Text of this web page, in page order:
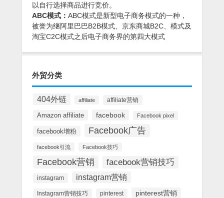
以自行选择商品进行竞价。
ABC模式： ABC模式是新型电子商务模式的一种，
被誉为继阿里巴巴B2B模式、京东商城B2C、模式及
淘宝C2C模式之后电子商务界的第四大模式
外贸分类
404外链 affiliate affiliate营销
Amazon affiliate facebook Facebook pixel
facebook增粉 Facebook广告
facebook引流 Facebook技巧
Facebook营销 facebook营销技巧
instagram instagram营销
Instagram营销技巧 pinterest pinterest营销